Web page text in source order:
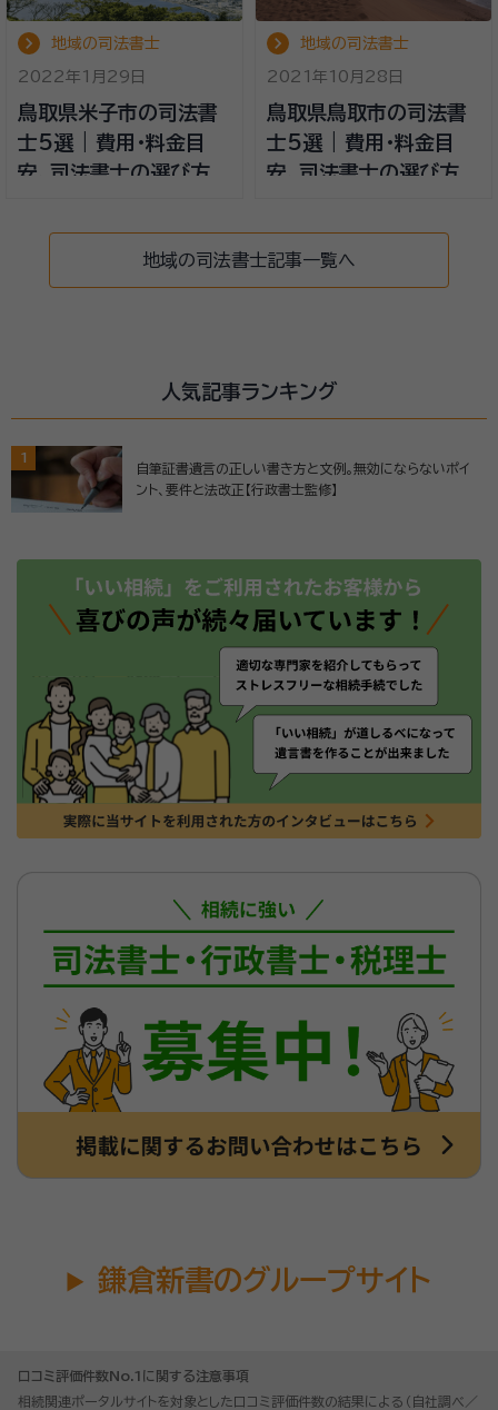
地域の司法書士
2022年1月29日
鳥取県米子市の司法書
士5選 | 費用・料金目
安、司法書士の選び方
地域の司法書士
2021年10月28日
鳥取県鳥取市の司法書
士5選 | 費用・料金目
安、司法書士の選び方
地域の司法書士記事一覧へ
人気記事ランキング
1
自筆証書遺言の正しい書き方と文例。無効にならないポイ
ント、要件と法改正【行政書士監修】
鎌倉新書のグループサイト
口コミ評価件数No.1に関する注意事項
相続関連ポータルサイトを対象とした口コミ評価件数の結果による（自社調べ／